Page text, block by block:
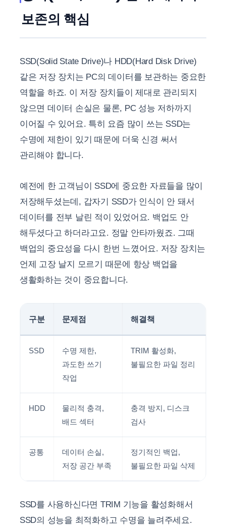
보존의 핵심
SSD(Solid State Drive)나 HDD(Hard Disk Drive)
같은 저장 장치는 PC의 데이터를 보관하는 중요한
역할을 하죠. 이 저장 장치들이 제대로 관리되지
않으면 데이터 손실은 물론, PC 성능 저하까지
이어질 수 있어요. 특히 요즘 많이 쓰는 SSD는
수명에 제한이 있기 때문에 더욱 신경 써서
관리해야 합니다.
예전에 한 고객님이 SSD에 중요한 자료들을 많이
저장해두셨는데, 갑자기 SSD가 인식이 안 돼서
데이터를 전부 날린 적이 있었어요. 백업도 안
해두셨다고 하더라고요. 정말 안타까웠죠. 그때
백업의 중요성을 다시 한번 느꼈어요. 저장 장치는
언제 고장 날지 모르기 때문에 항상 백업을
생활화하는 것이 중요합니다.
구분 문제점 해결책
SSD
수명 제한,
과도한 쓰기
작업
TRIM 활성화,
불필요한 파일 정리
HDD
물리적 충격,
배드 섹터
충격 방지, 디스크
검사
공통
데이터 손실,
저장 공간 부족
정기적인 백업,
불필요한 파일 삭제
SSD를 사용하신다면 TRIM 기능을 활성화해서
SSD의 성능을 최적화하고 수명을 늘려주세요.